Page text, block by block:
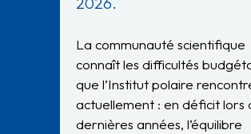
La communauté scientifique
connaît les difficultés
que l’Institut polaire
actuellement : en déficit lors
dernières années, l’équilibre